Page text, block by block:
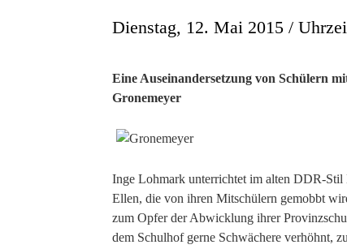
Dienstag, 12. Mai 2015 /
Eine Auseinandersetzung von Schülern
Gronemeyer
Inge Lohmark unterrichtet im alten DDR-
Ellen, die von ihren Mitschülern gemobbt
zum Opfer der Abwicklung ihrer
dem Schulhof gerne Schwächere verhöhnt,